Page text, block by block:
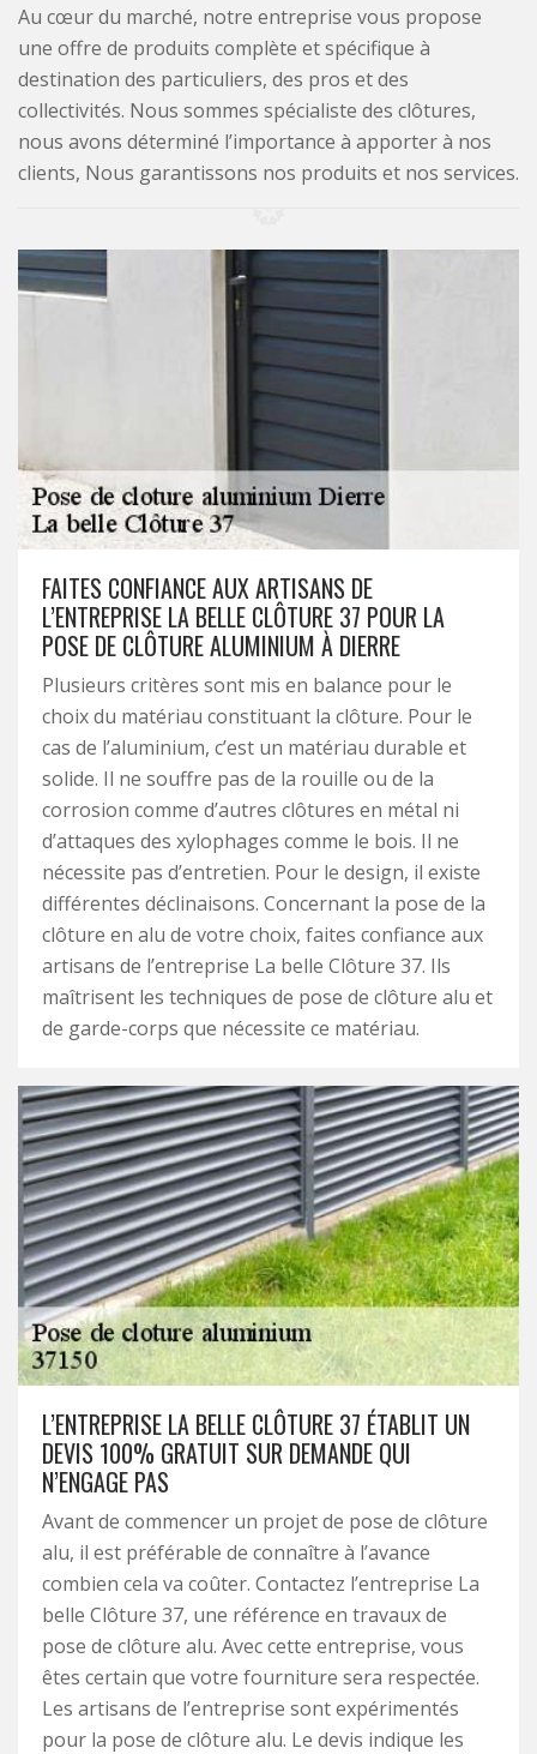
Au cœur du marché, notre entreprise vous propose
une offre de produits complète et spécifique à
destination des particuliers, des pros et des
collectivités. Nous sommes spécialiste des clôtures,
nous avons déterminé l’importance à apporter à nos
clients, Nous garantissons nos produits et nos services.
FAITES CONFIANCE AUX ARTISANS DE
L’ENTREPRISE LA BELLE CLÔTURE 37 POUR LA
POSE DE CLÔTURE ALUMINIUM À DIERRE
Plusieurs critères sont mis en balance pour le
choix du matériau constituant la clôture. Pour le
cas de l’aluminium, c’est un matériau durable et
solide. Il ne souffre pas de la rouille ou de la
corrosion comme d’autres clôtures en métal ni
d’attaques des xylophages comme le bois. Il ne
nécessite pas d’entretien. Pour le design, il existe
différentes déclinaisons. Concernant la pose de la
clôture en alu de votre choix, faites confiance aux
artisans de l’entreprise La belle Clôture 37. Ils
maîtrisent les techniques de pose de clôture alu et
de garde-corps que nécessite ce matériau.
L’ENTREPRISE LA BELLE CLÔTURE 37 ÉTABLIT UN
DEVIS 100% GRATUIT SUR DEMANDE QUI
N’ENGAGE PAS
Avant de commencer un projet de pose de clôture
alu, il est préférable de connaître à l’avance
combien cela va coûter. Contactez l’entreprise La
belle Clôture 37, une référence en travaux de
pose de clôture alu. Avec cette entreprise, vous
êtes certain que votre fourniture sera respectée.
Les artisans de l’entreprise sont expérimentés
pour la pose de clôture alu. Le devis indique les